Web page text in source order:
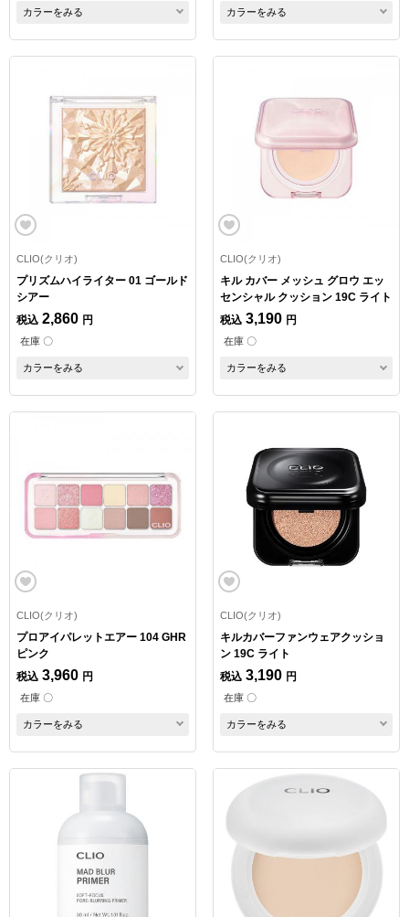
カラーをみる カラーをみる
CLIO(クリオ)
プリズムハイライター 01 ゴールド
シアー
税込 2,860 円
在庫 〇
カラーをみる
CLIO(クリオ)
キル カバー メッシュ グロウ エッ
センシャル クッション 19C ライト
税込 3,190 円
在庫 〇
カラーをみる
CLIO(クリオ)
プロアイパレットエアー 104 GHR
ピンク
税込 3,960 円
在庫 〇
カラーをみる
CLIO(クリオ)
キルカバーファンウェアクッショ
ン 19C ライト
税込 3,190 円
在庫 〇
カラーをみる